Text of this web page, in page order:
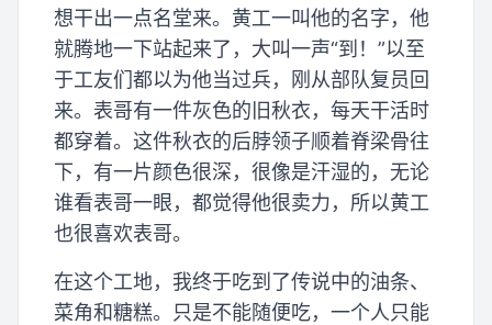
想干出一点名堂来。黄工一叫他的名字，他
就腾地一下站起来了，大叫一声“到！”以至
于工友们都以为他当过兵，刚从部队复员回
来。表哥有一件灰色的旧秋衣，每天干活时
都穿着。这件秋衣的后脖领子顺着脊梁骨往
下，有一片颜色很深，很像是汗湿的，无论
谁看表哥一眼，都觉得他很卖力，所以黄工
也很喜欢表哥。
在这个工地，我终于吃到了传说中的油条、
菜角和糖糕。只是不能随便吃，一个人只能